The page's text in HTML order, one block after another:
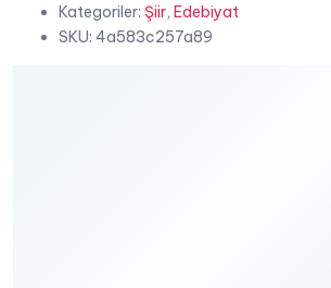
YAZARLARIMIZ
Kategoriler: Şiir, Edebiyat
SKU: 4a583c257a89